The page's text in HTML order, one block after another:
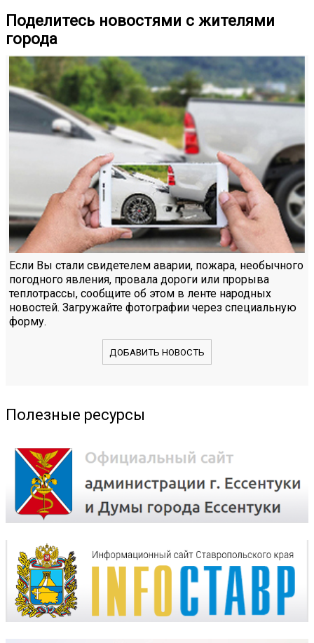
Поделитесь новостями с жителями
города
Если Вы стали свидетелем аварии, пожара, необычного
погодного явления, провала дороги или прорыва
теплотрассы, сообщите об этом в ленте народных
новостей. Загружайте фотографии через специальную
форму.
ДОБАВИТЬ НОВОСТЬ
Полезные ресурсы